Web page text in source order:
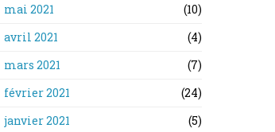
mai 2021
(10)
avril 2021
(4)
mars 2021
(7)
février 2021
(24)
janvier 2021
(5)